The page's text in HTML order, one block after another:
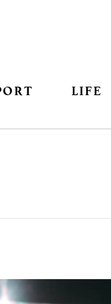
LIFE